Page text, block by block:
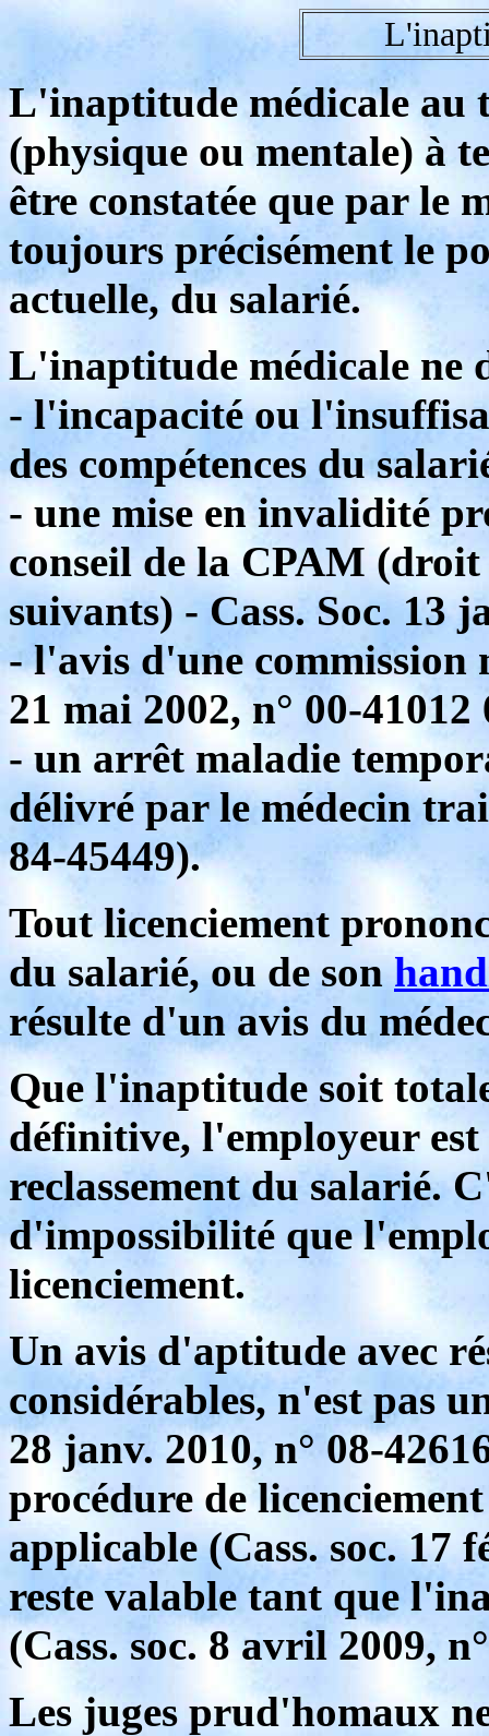
L'inaptitude médicale au
(physique ou mentale) à
être constatée que par le
toujours précisément le
actuelle, du salarié.
L'inaptitude médicale ne
- l'incapacité ou
des compétences du
- une mise en invalidité
conseil de la CPAM
suivants) - Cass. Soc. 13
- l'avis d'une commission
21 mai 2002, n° 00-41012
- un arrêt maladie
délivré par le médecin
84-45449).
Tout licenciement
du salarié, ou de son
résulte d'un avis du
Que l'inaptitude soit
définitive, l'employeur
reclassement du salarié.
d'impossibilité que
licenciement.
Un avis d'aptitude avec
considérables, n'est pas
28 janv. 2010, n° 08-
procédure de
applicable (Cass. soc. 17
reste valable tant que
(Cass. soc. 8 avril 2009,
Les juges prud'homaux